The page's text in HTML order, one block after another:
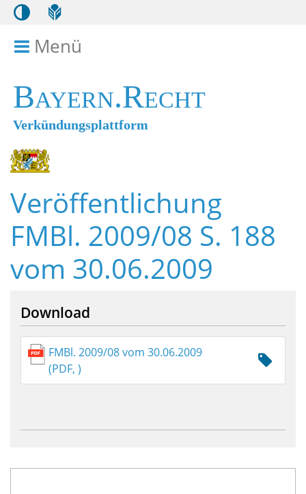
Menü
Bayern.Recht
Verkündungsplattform
Veröffentlichung
FMBl. 2009/08 S. 188
vom 30.06.2009
Download
FMBl. 2009/08 vom 30.06.2009
(PDF, )